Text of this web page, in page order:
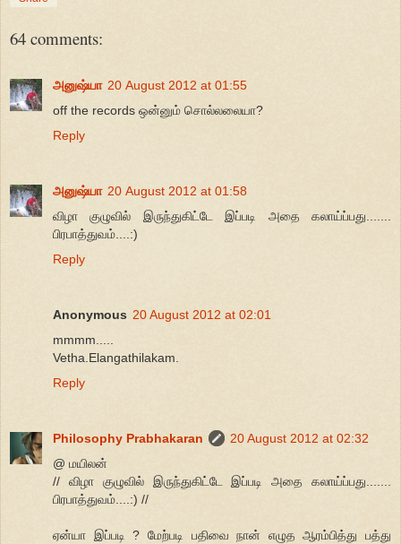
64 comments:
அனுஷ்யா 20 August 2012 at 01:55
off the records ஒன்னும் சொல்லலையா?
Reply
அனுஷ்யா 20 August 2012 at 01:58
விழா குழுவில் இருந்துகிட்டே இப்படி அதை கலாய்ப்பது.......
பிரபாத்துவம்....:)
Reply
Anonymous 20 August 2012 at 02:01
mmmm.....
Vetha.Elangathilakam.
Reply
Philosophy Prabhakaran
20 August 2012 at 02:32
@ மயிலன்
// விழா குழுவில் இருந்துகிட்டே இப்படி அதை கலாய்ப்பது.......
பிரபாத்துவம்....:) //
ஏன்யா இப்படி ? மேற்படி பதிவை நான் எழுத ஆரம்பித்து பத்து